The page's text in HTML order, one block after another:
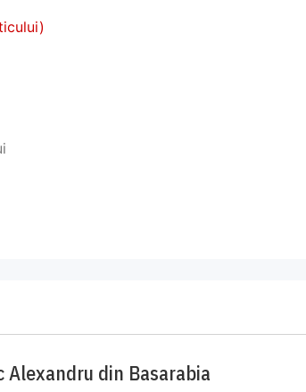
din Basarabia